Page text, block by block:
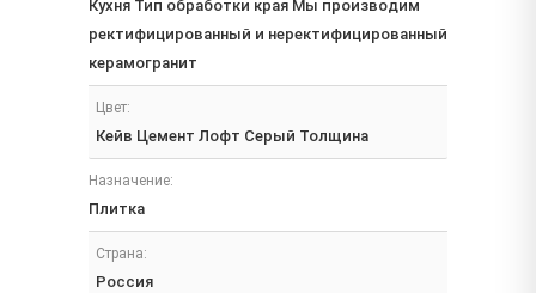
Кухня Тип обработки края Мы производим
ректифицированный и неректифицированный
керамогранит
Цвет:
Кейв Цемент Лофт Серый Толщина
Назначение:
Плитка
Страна:
Россия